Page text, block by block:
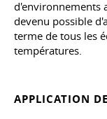
d'environnements
devenu possible
terme de tous les
températures.
APPLICATION